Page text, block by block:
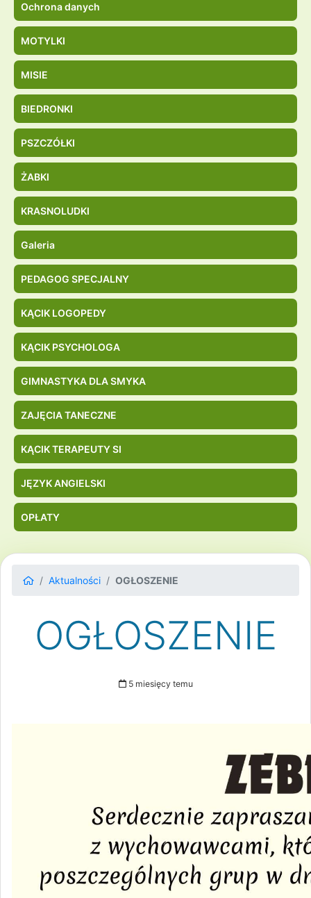
Ochrona danych
MOTYLKI
MISIE
BIEDRONKI
PSZCZÓŁKI
ŻABKI
KRASNOLUDKI
Galeria
PEDAGOG SPECJALNY
KĄCIK LOGOPEDY
KĄCIK PSYCHOLOGA
GIMNASTYKA DLA SMYKA
ZAJĘCIA TANECZNE
KĄCIK TERAPEUTY SI
JĘZYK ANGIELSKI
OPŁATY
Aktualności OGŁOSZENIE
OGŁOSZENIE
5 miesięcy temu